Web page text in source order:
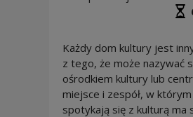
Każdy dom kultury jest
z tego, że może nazywać
ośrodkiem kultury lub
miejsce i zespół, w
spotykają się z kulturą ma